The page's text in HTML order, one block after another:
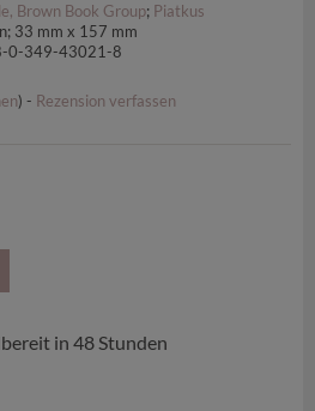
Brown Book Group; Piatkus
33 mm x 157 mm
0-349-43021-8
) - Rezension verfassen
in 48 Stunden